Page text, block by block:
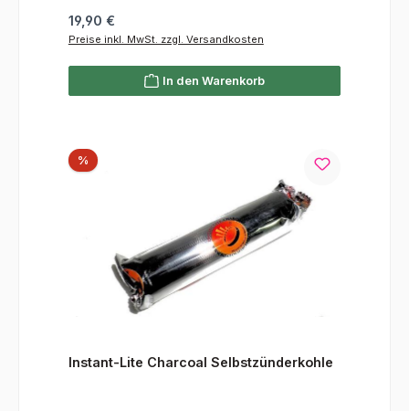
Regulärer Preis:
19,90 €
Preise inkl. MwSt. zzgl. Versandkosten
In den Warenkorb
%Rabatt
Instant-Lite Charcoal Selbstzünderkohle